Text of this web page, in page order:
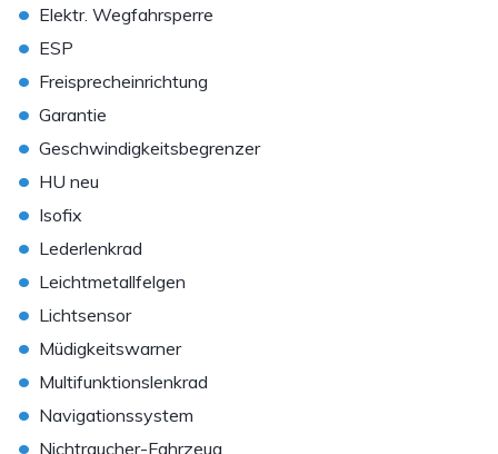
• Elektr. Wegfahrsperre
• ESP
• Freisprecheinrichtung
• Garantie
• Geschwindigkeitsbegrenzer
• HU neu
• Isofix
• Lederlenkrad
• Leichtmetallfelgen
• Lichtsensor
• Müdigkeitswarner
• Multifunktionslenkrad
• Navigationssystem
• Nichtraucher-Fahrzeug